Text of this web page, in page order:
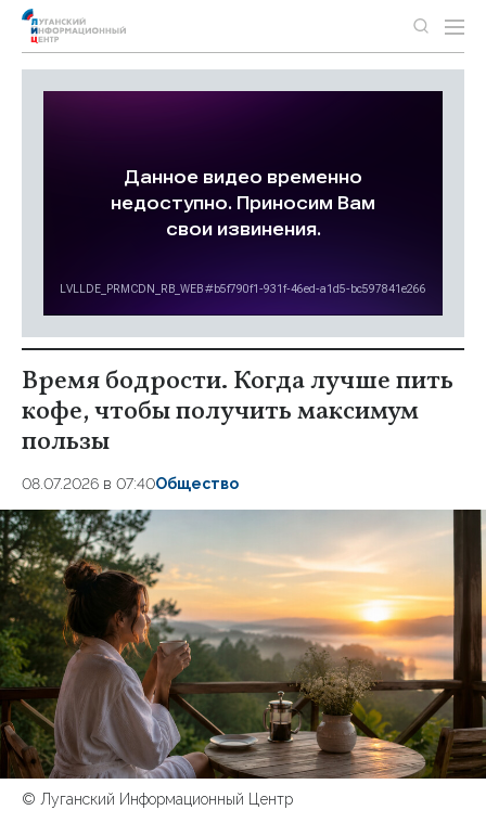
Время бодрости. Когда лучше пить
кофе, чтобы получить максимум
пользы
08.07.2026 в 07:40Общество
© Луганский Информационный Центр